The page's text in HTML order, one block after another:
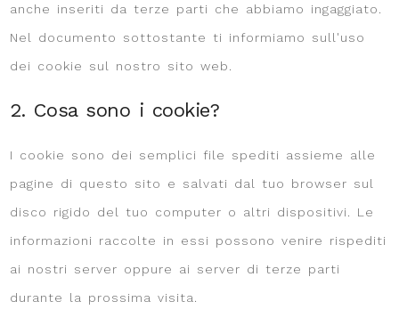
anche inseriti da terze parti che abbiamo ingaggiato.
Nel documento sottostante ti informiamo sull'uso
dei cookie sul nostro sito web.
2. Cosa sono i cookie?
I cookie sono dei semplici file spediti assieme alle
pagine di questo sito e salvati dal tuo browser sul
disco rigido del tuo computer o altri dispositivi. Le
informazioni raccolte in essi possono venire rispediti
ai nostri server oppure ai server di terze parti
durante la prossima visita.